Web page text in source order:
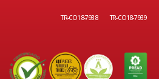
TR-CO18-7938 TR-CO18-7939